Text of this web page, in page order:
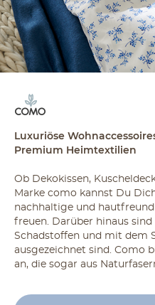
Luxuriöse
Premium Heimtextilien
Ob Dekokissen,
Marke como kannst Du
nachhaltige und
freuen. Darüber hinaus
Schadstoffen und mit dem
ausgezeichnet sind. Como
an, die sogar aus